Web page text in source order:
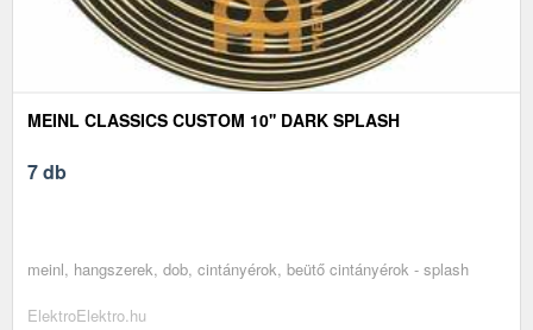
MEINL CLASSICS CUSTOM 10'' DARK SPLASH
7 db
meinl, hangszerek, dob, cintányérok, beütő cintányérok - splash
ElektroElektro.hu